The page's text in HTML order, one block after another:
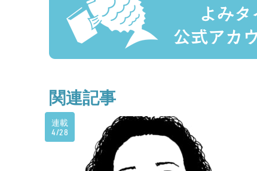
関連記事
連載
4/28